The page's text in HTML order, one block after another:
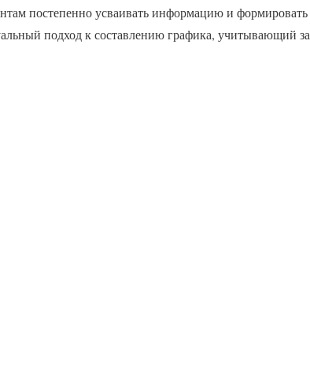
постепенно усваивать информацию и
подход к составлению графика, учитывающий